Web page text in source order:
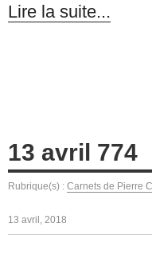
Lire la suite...
13 avril 774
Rubrique(s) : Carnets de Pierre
13 avril, 2018